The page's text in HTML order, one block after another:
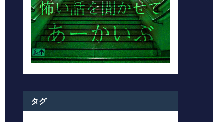
タグ